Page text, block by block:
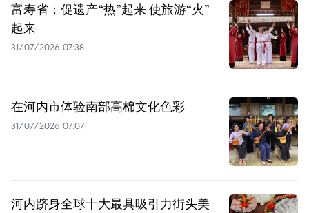
富寿省：促遗产“热”起来 使旅游“火”
起来
31/07/2026 07:38
在河内市体验南部高棉文化色彩
31/07/2026 07:07
河内跻身全球十大最具吸引力街头美